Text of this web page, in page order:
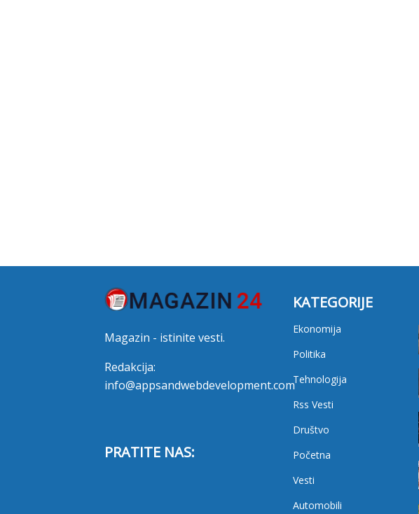
Magazin - istinite vesti.
Redakcija:
info@appsandwebdevelopment.com
PRATITE NAS:
KATEGORIJE
Ekonomija
Politika
Tehnologija
Rss Vesti
Društvo
Početna
Vesti
Automobili